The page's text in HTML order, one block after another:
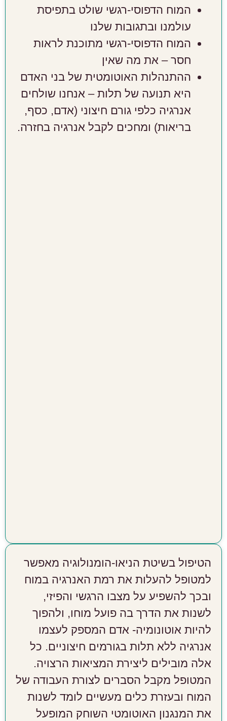
המוח הדפוסי-רגשי שולט בתפיסת
עולמנו ובתגובות שלנו
המוח הדפוסי-רגשי מתוכנת לראות
חסר – את מה שאין
ההתנהלות האוטומטית של בני האדם
היא תנועה של תלות – אנחנו שולחים
אנרגיה כלפי גורם חיצוני (אדם, כסף,
בריאות) ומחכים לקבל אנרגיה בחזרה.
הטיפול בשיטת הניאו-הומנולוגיה מאפשר
למטופל להעלות את רמת האנרגיה במוח
ובכך להשפיע על מצבו הרגשי והפיזי,
לשנות את הדרך בה פועל מוחו, ולהפוך
להיות אוטונומיה- אדם המספק לעצמו
אנרגיה ללא תלות בגורמים חיצוניים. כל
אלה מובילים ליצירת המציאות הרצויה.
המטופל מקבל הסברים לצורת העבודה של
המוח ובעזרת כלים מעשיים לומד לשנות
את המנגנון האוטומטי השוחק המופעל